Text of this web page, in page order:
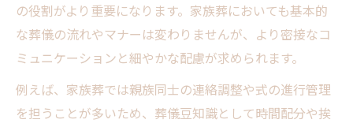
の役割がより重要になります。家族葬においても基本的
な葬儀の流れやマナーは変わりませんが、より密接なコ
ミュニケーションと細やかな配慮が求められます。
例えば、家族葬では親族同士の連絡調整や式の進行管理
を担うことが多いため、葬儀豆知識として時間配分や挨